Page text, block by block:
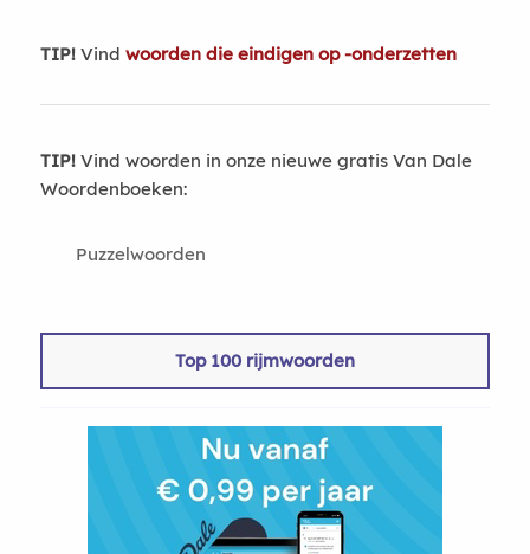
TIP!Vind woorden die eindigen op -onderzetten
TIP!Vind woorden in onze nieuwe gratis Van Dale
Woordenboeken:
Puzzelwoorden
Top 100 rijmwoorden